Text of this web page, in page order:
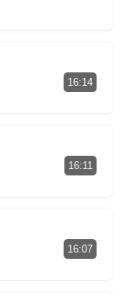
16:14
16:11
16:07